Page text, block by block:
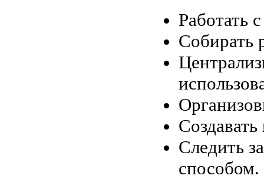
Работать
Собирать
Следить
способом.